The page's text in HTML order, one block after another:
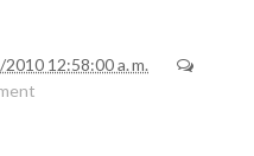
12:58:00 a. m.